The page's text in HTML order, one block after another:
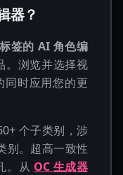
器？
签的 AI 角色编
。浏览并选择视
时应用您的更
个子类别，涉
别。超高一致性
。从 OC 生成器